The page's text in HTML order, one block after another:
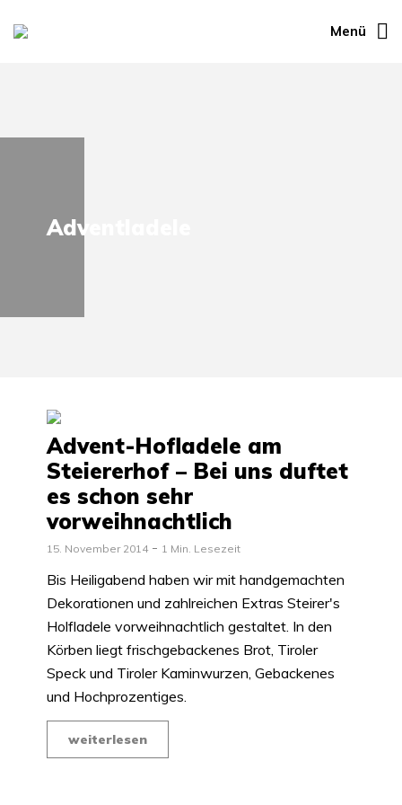
Menü
Adventladele
Advent-Hofladele am
Steiererhof – Bei uns duftet
es schon sehr
vorweihnachtlich
15. November 2014 1 Min. Lesezeit
Bis Heiligabend haben wir mit handgemachten
Dekorationen und zahlreichen Extras Steirer's
Holfladele vorweihnachtlich gestaltet. In den
Körben liegt frischgebackenes Brot, Tiroler
Speck und Tiroler Kaminwurzen, Gebackenes
und Hochprozentiges.
weiterlesen